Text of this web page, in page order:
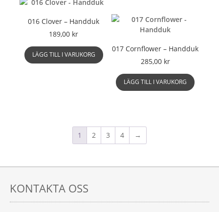
016 Clover – Handduk
189,00 kr
LÄGG TILL I VARUKORG
017 Cornflower – Handduk
285,00 kr
LÄGG TILL I VARUKORG
1 2 3 4 →
KONTAKTA OSS